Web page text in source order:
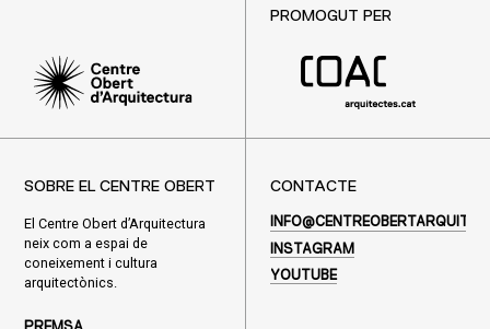
PROMOGUT PER
SOBRE EL CENTRE OBERT
El Centre Obert d’Arquitectura
neix com a espai de
coneixement i cultura
arquitectònics.
CONTACTE
INSTAGRAM
YOUTUBE